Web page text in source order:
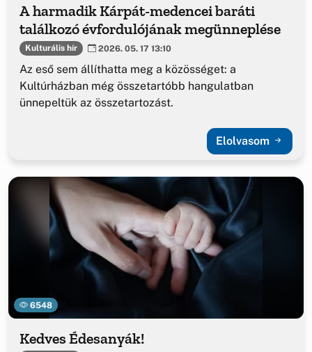
A harmadik Kárpát-medencei baráti
találkozó évfordulójának megünneplése
Kulturális hír 2026. 05. 17 13:10
Az eső sem állíthatta meg a közösséget: a
Kultúrházban még összetartóbb hangulatban
ünnepeltük az összetartozást.
Elolvasom
6548
Kedves Édesanyák!